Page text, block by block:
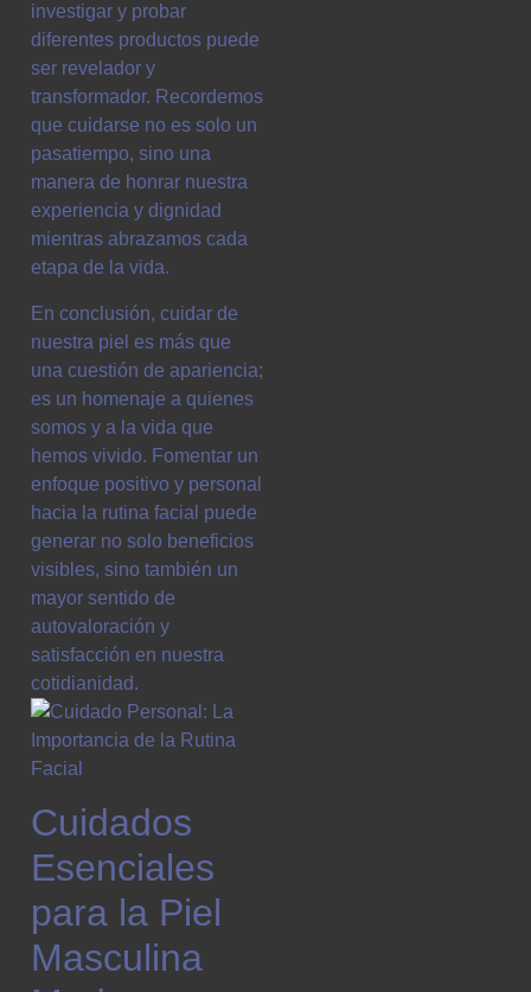
investigar y probar
diferentes productos puede
ser revelador y
transformador. Recordemos
que cuidarse no es solo un
pasatiempo, sino una
manera de honrar nuestra
experiencia y dignidad
mientras abrazamos cada
etapa de la vida.
En conclusión, cuidar de
nuestra piel es más que
una cuestión de apariencia;
es un homenaje a quienes
somos y a la vida que
hemos vivido. Fomentar un
enfoque positivo y personal
hacia la rutina facial puede
generar no solo beneficios
visibles, sino también un
mayor sentido de
autovaloración y
satisfacción en nuestra
cotidianidad.
Cuidados
Esenciales
para la Piel
Masculina